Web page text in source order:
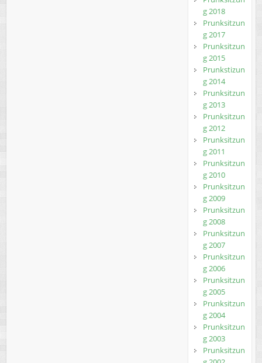
g 2018
Prunksitzun
g 2017
Prunksitzun
g 2015
Prunkstizun
g 2014
Prunksitzun
g 2013
Prunksitzun
g 2012
Prunksitzun
g 2011
Prunksitzun
g 2010
Prunksitzun
g 2009
Prunksitzun
g 2008
Prunksitzun
g 2007
Prunksitzun
g 2006
Prunksitzun
g 2005
Prunksitzun
g 2004
Prunksitzun
g 2003
Prunksitzun